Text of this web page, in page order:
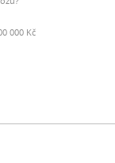
000 Kč